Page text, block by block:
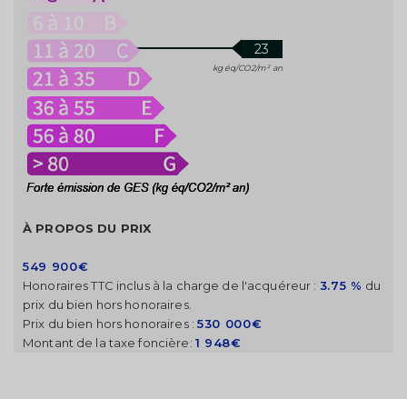
23
kg éq/CO2/m² an
À PROPOS DU PRIX
549 900€
Honoraires TTC inclus à la charge de l'acquéreur : 3.75 % du
prix du bien hors honoraires.
Prix du bien hors honoraires :530 000€
Montant de la taxe foncière: 1 948€